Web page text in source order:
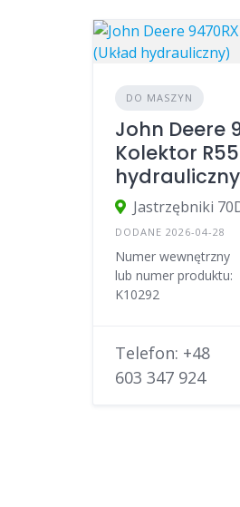
DO MASZYN
John Deere
Kolektor
Jastrzębniki
DODANE 2026-04-28
Numer wewnętrzny
lub numer produktu:
K10292
Telefon: +48
603 347 924